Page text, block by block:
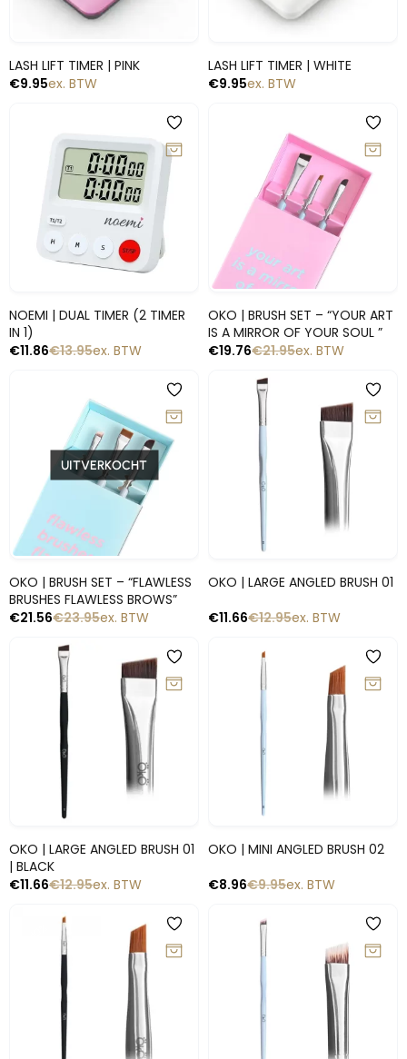
Snelle blik
LASH LIFT TIMER | PINK
€9.95ex. BTW
Snelle blik
LASH LIFT TIMER | WHITE
€9.95ex. BTW
Snelle blik
NOEMI | DUAL TIMER (2 TIMER
IN 1)
€13.95
€11.86 ex. BTW
OKO | BRUSH SET – “YOUR ART
IS A MIRROR OF YOUR SOUL ”
€21.95
€19.76 ex. BTW
UITVERKOCHT
OKO | BRUSH SET – “FLAWLESS
BRUSHES FLAWLESS BROWS”
€23.95
€21.56 ex. BTW
OKO | LARGE ANGLED BRUSH 01
€12.95
€11.66 ex. BTW
OKO | LARGE ANGLED BRUSH 01
| BLACK
€12.95
€11.66 ex. BTW
OKO | MINI ANGLED BRUSH 02
€9.95
€8.96 ex. BTW